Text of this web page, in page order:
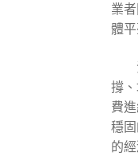
業
體
撐
費
穩
的